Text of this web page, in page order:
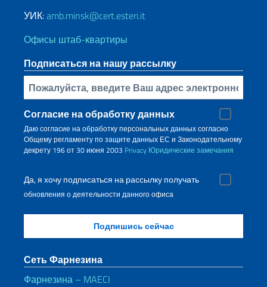
УИК:amb.minsk@cert.esteri.it
Офисы штаб-квартиры
Подписаться на нашу рассылку
Bставьте свой адрес электронной почты
Согласие на обработку данных
Даю согласие на обработку персональных данных согласно
Общему регламенту по защите данных ЕС и Законодательному
декрету 196 от 30 июня 2003 Privacy Юридические замечания
Да, я хочу подписаться на рассылку получать
обновления о деятельности данного офиса
Сеть Фарнезина
Фарнезина – MAECI